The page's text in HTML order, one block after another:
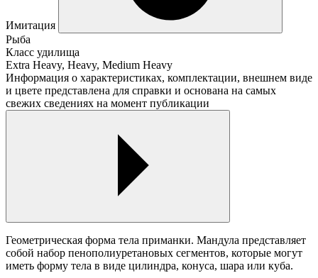
Имитация
Рыба
Класс удилища
Extra Heavy, Heavy, Medium Heavy
Информация о характеристиках, комплектации, внешнем виде
и цвете представлена для справки и основана на самых
свежих сведениях на момент публикации
Геометрическая форма тела приманки. Мандула представляет
собой набор пенополиуретановых сегментов, которые могут
иметь форму тела в виде цилиндра, конуса, шара или куба.